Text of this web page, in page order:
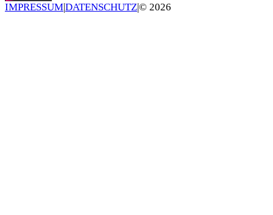
IMPRESSUM|DATENSCHUTZ|© 2026